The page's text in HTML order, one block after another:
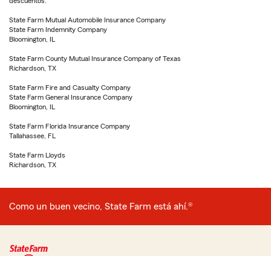
State Farm Mutual Automobile Insurance Company
State Farm Indemnity Company
Bloomington, IL
State Farm County Mutual Insurance Company of Texas
Richardson, TX
State Farm Fire and Casualty Company
State Farm General Insurance Company
Bloomington, IL
State Farm Florida Insurance Company
Tallahassee, FL
State Farm Lloyds
Richardson, TX
Como un buen vecino, State Farm está ahí.®